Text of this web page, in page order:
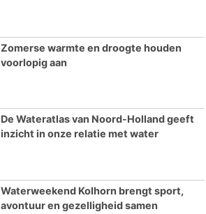
Zomerse warmte en droogte houden
voorlopig aan
De Wateratlas van Noord-Holland geeft
inzicht in onze relatie met water
Waterweekend Kolhorn brengt sport,
avontuur en gezelligheid samen